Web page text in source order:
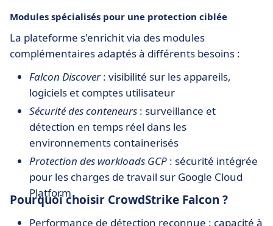
Modules spécialisés pour une protection ciblée
La plateforme s'enrichit via des modules
complémentaires adaptés à différents besoins :
Falcon Discover: visibilité sur les appareils,
logiciels et comptes utilisateur
Sécurité des conteneurs : surveillance et
détection en temps réel dans les
environnements containerisés
Protection des workloads GCP : sécurité intégrée
pour les charges de travail sur Google Cloud
Platform
Pourquoi choisir CrowdStrike Falcon ?
Performance de détection reconnue : capacité à